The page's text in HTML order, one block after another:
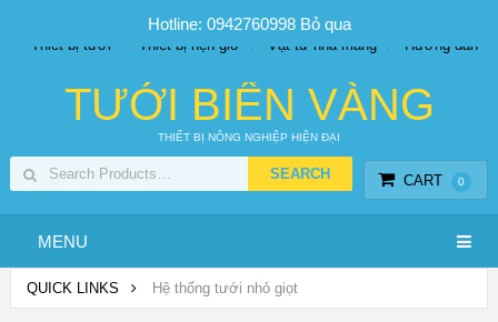
SP PHUN SƯƠNG GIÁ TỐT Bộ KIT tưới
Thiết bị tưới
Thiết bị hẹn giờ Vật tư nhà màng Hướng dẫn
TƯỚI BIỂN VÀNG
THIẾT BỊ NÔNG NGHIỆP HIỆN ĐẠI
CART 0
MENU
QUICK LINKS Hệ thống tưới nhỏ giọt
Hotline: 0942760998 Bỏ qua